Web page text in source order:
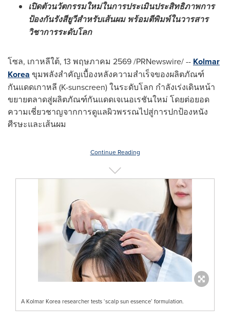
เปิดตัวนวัตกรรมใหม่ในการประเมินประสิทธิภาพการ
ป้องกันรังสียูวีสำหรับเส้นผม พร้อมตีพิมพ์ในวารสาร
วิชาการระดับโลก
โซล, เกาหลีใต้, 13 พฤษภาคม 2569 /PRNewswire/ -- Kolmar
Korea ขุมพลังสำคัญเบื้องหลังความสำเร็จของผลิตภัณฑ์
กันแดดเกาหลี (K-sunscreen) ในระดับโลก กำลังเร่งเดินหน้า
ขยายตลาดสู่ผลิตภัณฑ์กันแดดเจเนอเรชันใหม่ โดยต่อยอด
ความเชี่ยวชาญจากการดูแลผิวพรรณไปสู่การปกป้องหนัง
ศีรษะและเส้นผม
Continue Reading
A Kolmar Korea researcher tests ‘scalp sun essence’ formulation.